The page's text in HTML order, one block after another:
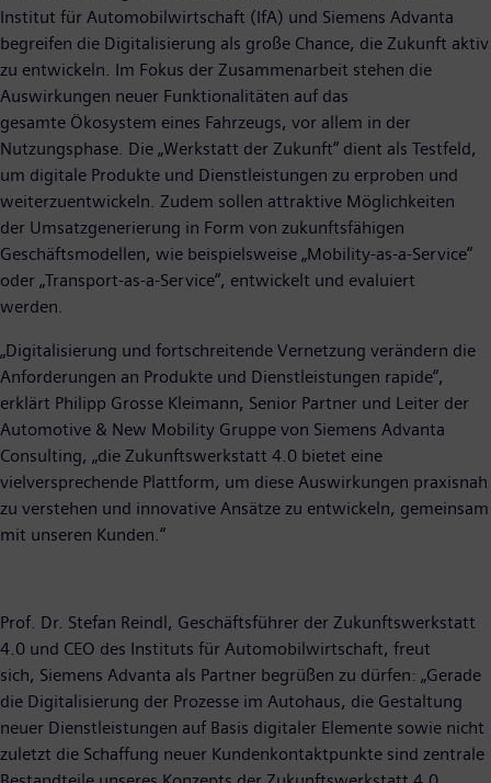
Institut für Automobilwirtschaft (IfA) und Siemens Advanta
begreifen die Digitalisierung als große Chance, die Zukunft aktiv
zu entwickeln. Im Fokus der Zusammenarbeit stehen die
Auswirkungen neuer Funktionalitäten auf das
gesamte Ökosystem eines Fahrzeugs, vor allem in der
Nutzungsphase. Die „Werkstatt der Zukunft“ dient als Testfeld,
um digitale Produkte und Dienstleistungen zu erproben und
weiterzuentwickeln. Zudem sollen attraktive Möglichkeiten
der Umsatzgenerierung in Form von zukunftsfähigen
Geschäftsmodellen, wie beispielsweise „Mobility-as-a-Service“
oder „Transport-as-a-Service“, entwickelt und evaluiert
werden.
„Digitalisierung und fortschreitende Vernetzung verändern die
Anforderungen an Produkte und Dienstleistungen rapide“,
erklärt Philipp Grosse Kleimann, Senior Partner und Leiter der
Automotive & New Mobility Gruppe von Siemens Advanta
Consulting, „die Zukunftswerkstatt 4.0 bietet eine
vielversprechende Plattform, um diese Auswirkungen praxisnah
zu verstehen und innovative Ansätze zu entwickeln, gemeinsam
mit unseren Kunden.“
Prof. Dr. Stefan Reindl, Geschäftsführer der Zukunftswerkstatt
4.0 und CEO des Instituts für Automobilwirtschaft, freut
sich, Siemens Advanta als Partner begrüßen zu dürfen: „Gerade
die Digitalisierung der Prozesse im Autohaus, die Gestaltung
neuer Dienstleistungen auf Basis digitaler Elemente sowie nicht
zuletzt die Schaffung neuer Kundenkontaktpunkte sind zentrale